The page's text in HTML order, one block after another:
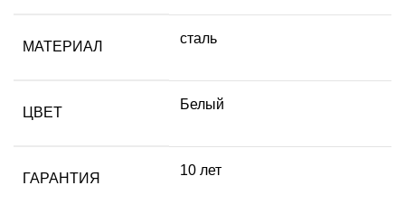
МАТЕРИАЛ
сталь
ЦВЕТ
Белый
ГАРАНТИЯ
10 лет